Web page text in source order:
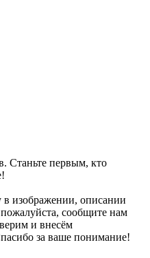
Станьте первым, кто
изображении, описании
сообщите нам
и внесём
за ваше понимание!